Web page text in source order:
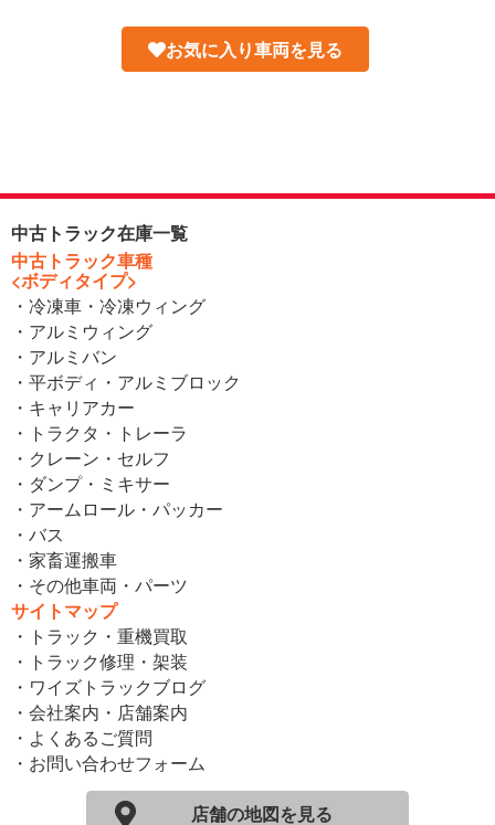
お気に入り車両を見る
中古トラック在庫一覧
中古トラック車種
<ボディタイプ>
・冷凍車・冷凍ウィング
・アルミウィング
・アルミバン
・平ボディ・アルミブロック
・キャリアカー
・トラクタ・トレーラ
・クレーン・セルフ
・ダンプ・ミキサー
・アームロール・パッカー
・バス
・家畜運搬車
・その他車両・パーツ
サイトマップ
・トラック・重機買取
・トラック修理・架装
・ワイズトラックブログ
・会社案内・店舗案内
・よくあるご質問
・お問い合わせフォーム
店舗の地図を見る